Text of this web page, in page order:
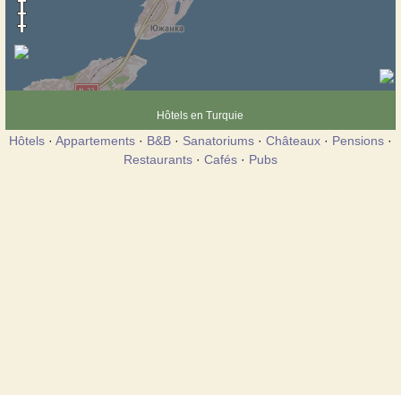
Hôtels en Turquie
Hôtels · Appartements · B&B · Sanatoriums · Châteaux · Pensions ·
Restaurants · Cafés · Pubs